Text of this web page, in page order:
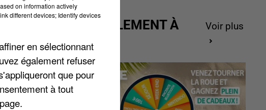
un
qui
a
charge de
ACTUELLEMENT À
Voir plus
on information actively
different devices; Identify devices
en sélectionnant
également refuser
que pour
à tout